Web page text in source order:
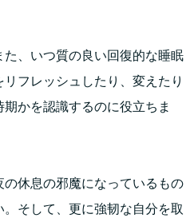
、いつ質の良い回復的な睡眠
フレッシュしたり、変えたり
かを認識するのに役立ちま
休息の邪魔になっているもの
そして、更に強韧な自分を取